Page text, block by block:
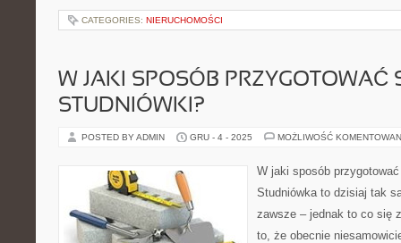
CATEGORIES: NIERUCHOMOŚCI
W JAKI SPOSÓB PRZYGOTOWAĆ
STUDNIÓWKI?
POSTED BY ADMIN GRU - 4 - 2025 MOŻLIWOŚĆ
W jaki sposób
Studniówka to dzisiaj tak
zawsze – jednak to co się
to, że obecnie